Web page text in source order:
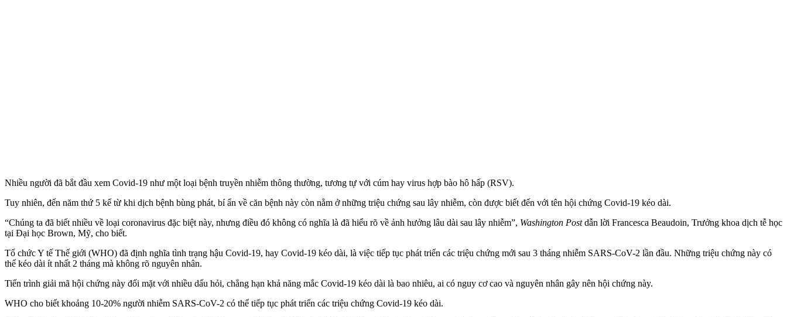
Nhiều người đã bắt đầu xem Covid-19 như một loại bệnh truyền nhiễm thông thường, tương tự với cúm hay virus hợp bào hô hấp (RSV).
Tuy nhiên, đến năm thứ 5 kể từ khi dịch bệnh bùng phát, bí ẩn về căn bệnh này còn nằm ở những triệu chứng sau lây nhiễm, còn được biết đến với tên hội chứng Covid-19 kéo dài.
“Chúng ta đã biết nhiều về loại coronavirus đặc biệt này, nhưng điều đó không có nghĩa là đã hiểu rõ về ảnh hưởng lâu dài sau lây nhiễm”, Washington Postdẫn lời Francesca Beaudoin, Trưởng khoa dịch tễ học
tại Đại học Brown, Mỹ, cho biết.
Tổ chức Y tế Thế giới (WHO) đã định nghĩa tình trạng hậu Covid-19, hay Covid-19 kéo dài, là việc tiếp tục phát triển các triệu chứng mới sau 3 tháng nhiễm SARS-CoV-2 lần đầu. Những triệu chứng này có
thể kéo dài ít nhất 2 tháng mà không rõ nguyên nhân.
Tiến trình giải mã hội chứng này đối mặt với nhiều dấu hỏi, chẳng hạn khả năng mắc Covid-19 kéo dài là bao nhiêu, ai có nguy cơ cao và nguyên nhân gây nên hội chứng này.
WHO cho biết khoảng 10-20% người nhiễm SARS-CoV-2 có thể tiếp tục phát triển các triệu chứng Covid-19 kéo dài.